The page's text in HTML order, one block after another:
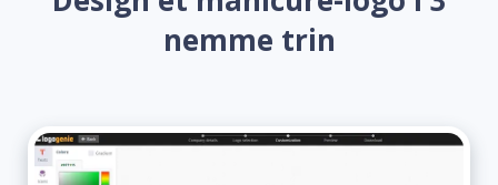
nemme trin